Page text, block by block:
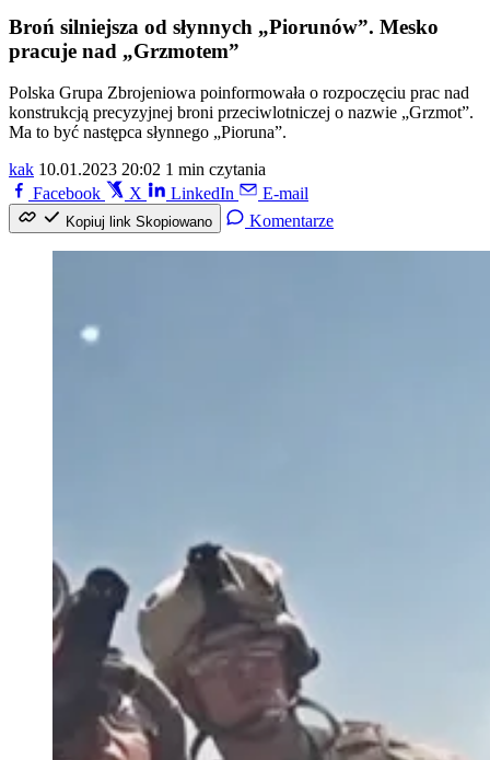
Broń silniejsza od słynnych „Piorunów”. Mesko
pracuje nad „Grzmotem”
Polska Grupa Zbrojeniowa poinformowała o rozpoczęciu prac nad
konstrukcją precyzyjnej broni przeciwlotniczej o nazwie „Grzmot”.
Ma to być następca słynnego „Pioruna”.
kak 10.01.2023 20:02 1 min czytania
Facebook
X LinkedIn E-mail
Kopiuj link Skopiowano Komentarze